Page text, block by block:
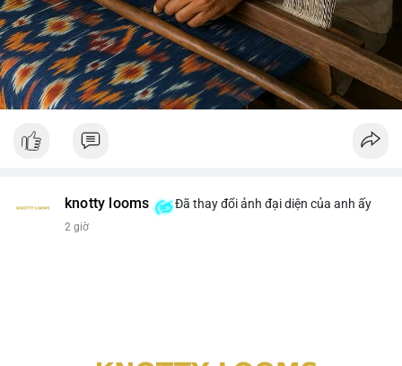
knotty looms Đã thay đổi ảnh đại diện của anh ấy
2 giờ